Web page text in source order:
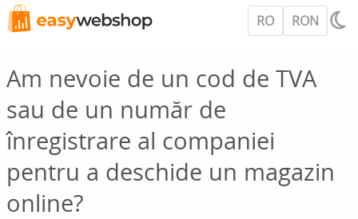
RO RON
Am nevoie de un cod de TVA
sau de un număr de
înregistrare al companiei
pentru a deschide un magazin
online?